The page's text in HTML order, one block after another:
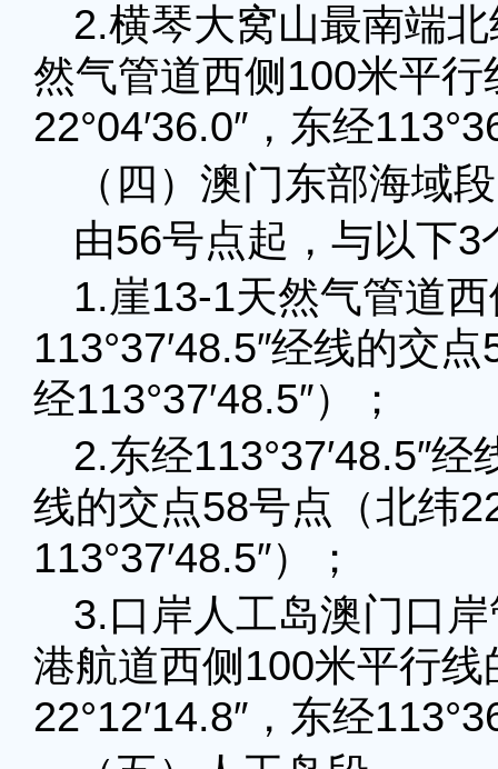
2.横琴大窝山最南端北
然气管道西侧100米平
22°04′36.0″，东经
（四）澳门东部海域
由56号点起，与以下
1.崖13-1天然气管道
113°37′48.5″经线的交
经113°37′48.5″）；
2.东经113°37′48.5″
线的交点58号点（北纬
113°37′48.5″）；
3.口岸人工岛澳门口
港航道西侧100米平行
22°12′14.8″，东经